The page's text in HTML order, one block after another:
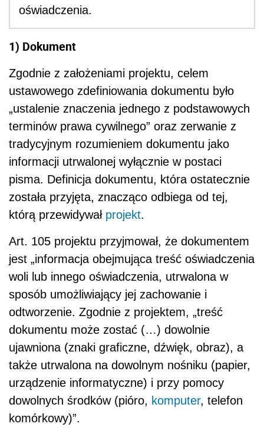
oświadczenia.
1) Dokument
Zgodnie z założeniami projektu, celem
ustawowego zdefiniowania dokumentu było
„ustalenie znaczenia jednego z podstawowych
terminów prawa cywilnego” oraz zerwanie z
tradycyjnym rozumieniem dokumentu jako
informacji utrwalonej wyłącznie w postaci
pisma. Definicja dokumentu, która ostatecznie
została przyjęta, znacząco odbiega od tej,
którą przewidywał projekt.
Art. 105 projektu przyjmował, że dokumentem
jest „informacja obejmująca treść oświadczenia
woli lub innego oświadczenia, utrwalona w
sposób umożliwiający jej zachowanie i
odtworzenie. Zgodnie z projektem, „treść
dokumentu może zostać (…) dowolnie
ujawniona (znaki graficzne, dźwięk, obraz), a
także utrwalona na dowolnym nośniku (papier,
urządzenie informatyczne) i przy pomocy
dowolnych środków (pióro, komputer, telefon
komórkowy)”.